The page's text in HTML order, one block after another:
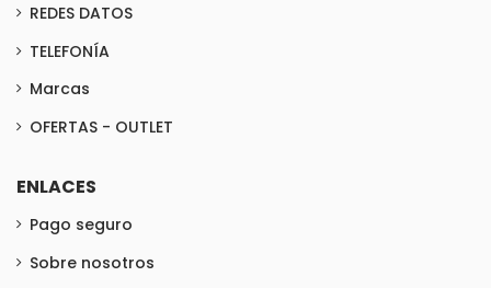
REDES DATOS
TELEFONÍA
Marcas
OFERTAS - OUTLET
ENLACES
Pago seguro
Sobre nosotros